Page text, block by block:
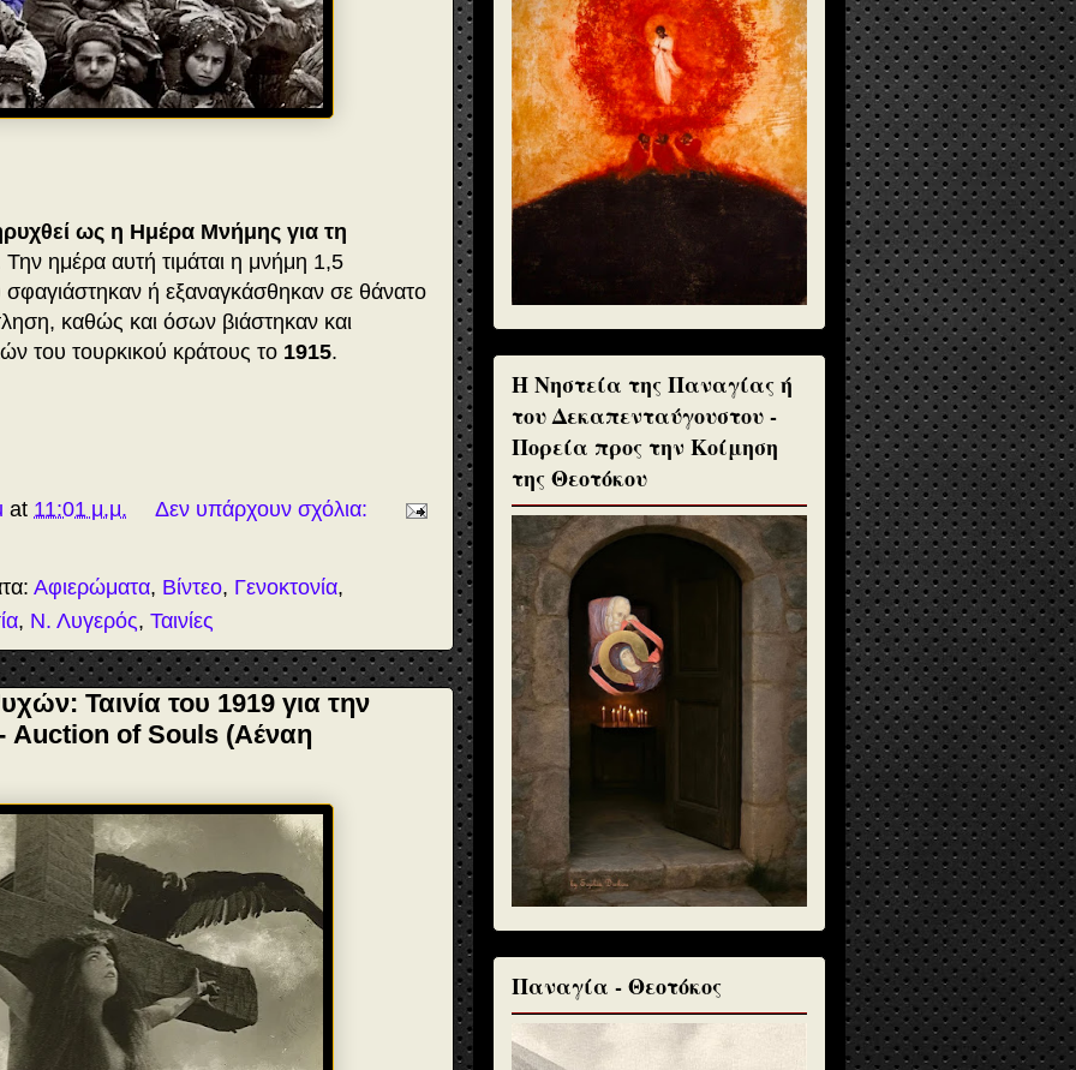
ως η Ημέρα Μνήμης για τη
Την ημέρα αυτή τιμάται η μνήμη 1,5
ή εξαναγκάσθηκαν σε θάνατο
καθώς και όσων βιάστηκαν και
του τουρκικού κράτους το 1915.
at 11:01 μ.μ. Δεν υπάρχουν σχόλια:
Αφιερώματα, Βίντεο, Γενοκτονία,
, Ν. Λυγερός, Ταινίες
Ταινία του 1919 για την
- Auction of Souls (Αέναη
H Νηστεία της Παναγίας ή
του Δεκαπενταύγουστου -
Πορεία προς την Κοίμηση
της Θεοτόκου
Παναγία - Θεοτόκος